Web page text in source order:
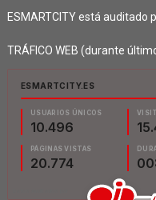
ESMARTCITY está auditado
TRÁFICO WEB (durante